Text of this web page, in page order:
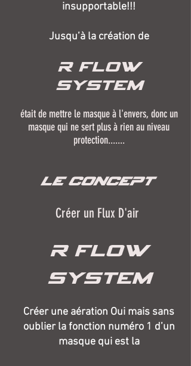
insupportable!!!
Jusqu’à la création de
R FLOW
system
était de mettre le masque à l'envers, donc un
masque qui ne sert plus à rien au niveau
protection.......
Le Concept
Créer un Flux D'air
R FLOW
system
Créer une aération Oui mais sans
oublier la fonction numéro 1 d’un
masque qui est la